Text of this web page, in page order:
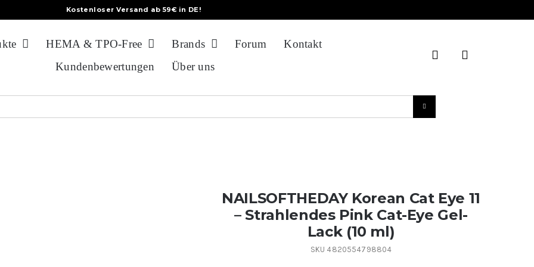
Kostenloser Versand ab 59€ in DE!
HEMA & TPO-Free Brands Forum
Kontakt
Kundenbewertungen
Über uns
NAILSOFTHEDAY Korean Cat Eye 11
– Strahlendes Pink Cat-Eye Gel-
Lack (10 ml)
SKU 4820554798804